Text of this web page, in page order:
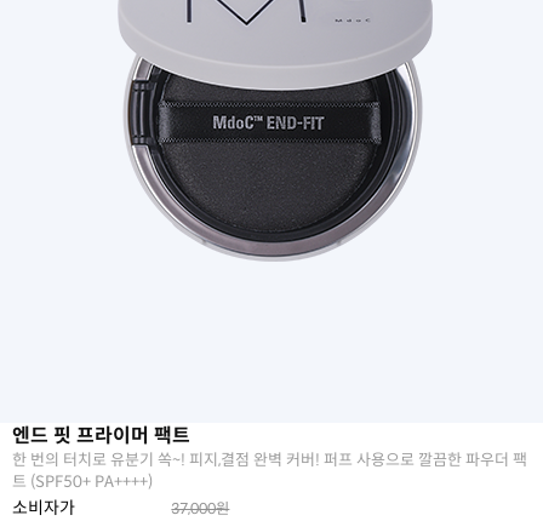
엔드 핏 프라이머 팩트
한 번의 터치로 유분기 쏙~! 피지,결점 완벽 커버! 퍼프 사용으로 깔끔한 파우더 팩
트 (SPF50+ PA++++)
소비자가 37,000원